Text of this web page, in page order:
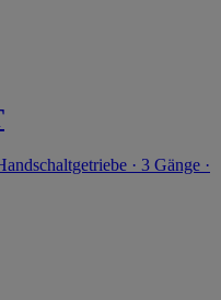
· 3 Gänge ·